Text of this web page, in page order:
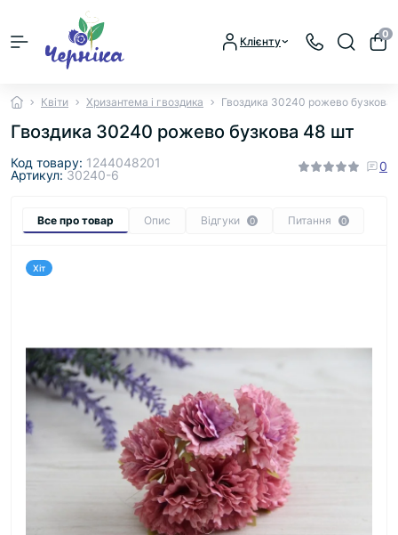
Клієнту
0
Квіти Хризантема і гвоздика Гвоздика 30240 рожево бузкова
Гвоздика 30240 рожево бузкова 48 шт
Код товару: 1244048201
Артикул:30240-6
0
Все про товар Опис Відгуки 0 Питання 0
Хіт